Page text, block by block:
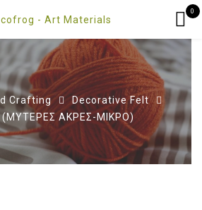
0
Crafting
Decorative Felt
(ΜΥΤΕΡΕΣ ΑΚΡΕΣ-ΜΙΚΡΟ)